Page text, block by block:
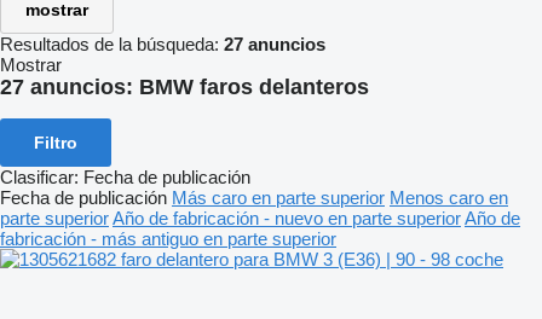
mostrar
Resultados de la búsqueda: 27 anuncios
Mostrar
27 anuncios: BMW faros delanteros
Filtro
Clasificar: Fecha de publicación
Fecha de publicación Más caro en parte superior Menos caro en
parte superiorAño de fabricación - nuevo en parte superiorAño de
fabricación - más antiguo en parte superior